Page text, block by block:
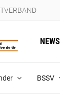
NEWS
BSSV